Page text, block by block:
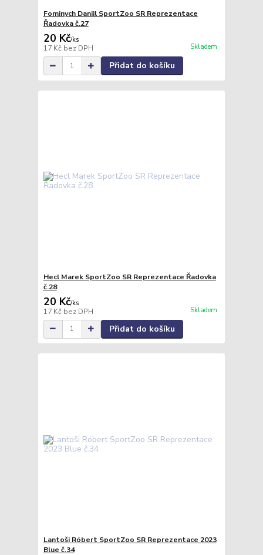
Fominych Daniil SportZoo SR Reprezentace
Řadovka č.27
20 Kč/ks
17 Kč bez DPH Skladem
Přidat do košíku
Hecl Marek SportZoo SR Reprezentace Řadovka
č.28
20 Kč/ks
17 Kč bez DPH Skladem
Přidat do košíku
Lantoši Róbert SportZoo SR Reprezentace 2023
Blue č.34